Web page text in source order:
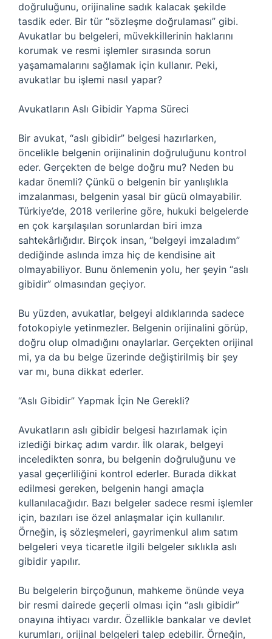
doğruluğunu, orijinaline sadık kalacak şekilde
tasdik eder. Bir tür “sözleşme doğrulaması” gibi.
Avukatlar bu belgeleri, müvekkillerinin haklarını
korumak ve resmi işlemler sırasında sorun
yaşamamalarını sağlamak için kullanır. Peki,
avukatlar bu işlemi nasıl yapar?
Avukatların Aslı Gibidir Yapma Süreci
Bir avukat, “aslı gibidir” belgesi hazırlarken,
öncelikle belgenin orijinalinin doğruluğunu kontrol
eder. Gerçekten de belge doğru mu? Neden bu
kadar önemli? Çünkü o belgenin bir yanlışlıkla
imzalanması, belgenin yasal bir gücü olmayabilir.
Türkiye’de, 2018 verilerine göre, hukuki belgelerde
en çok karşılaşılan sorunlardan biri imza
sahtekârlığıdır. Birçok insan, “belgeyi imzaladım”
dediğinde aslında imza hiç de kendisine ait
olmayabiliyor. Bunu önlemenin yolu, her şeyin “aslı
gibidir” olmasından geçiyor.
Bu yüzden, avukatlar, belgeyi aldıklarında sadece
fotokopiyle yetinmezler. Belgenin orijinalini görüp,
doğru olup olmadığını onaylarlar. Gerçekten orijinal
mi, ya da bu belge üzerinde değiştirilmiş bir şey
var mı, buna dikkat ederler.
“Aslı Gibidir” Yapmak İçin Ne Gerekli?
Avukatların aslı gibidir belgesi hazırlamak için
izlediği birkaç adım vardır. İlk olarak, belgeyi
inceledikten sonra, bu belgenin doğruluğunu ve
yasal geçerliliğini kontrol ederler. Burada dikkat
edilmesi gereken, belgenin hangi amaçla
kullanılacağıdır. Bazı belgeler sadece resmi işlemler
için, bazıları ise özel anlaşmalar için kullanılır.
Örneğin, iş sözleşmeleri, gayrimenkul alım satım
belgeleri veya ticaretle ilgili belgeler sıklıkla aslı
gibidir yapılır.
Bu belgelerin birçoğunun, mahkeme önünde veya
bir resmi dairede geçerli olması için “aslı gibidir”
onayına ihtiyacı vardır. Özellikle bankalar ve devlet
kurumları, orijinal belgeleri talep edebilir. Örneğin,